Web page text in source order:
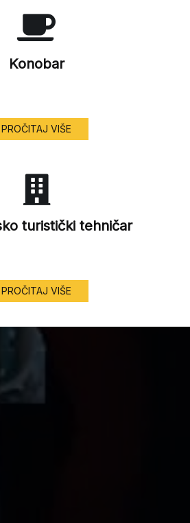
Konobar
PROČITAJ VIŠE
turistički tehničar
PROČITAJ VIŠE